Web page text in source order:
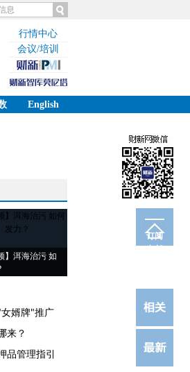
行情中心
会议/培训
English
订阅
电邮
】洱海治污 如
婿牌"推广
来？
品管理指引